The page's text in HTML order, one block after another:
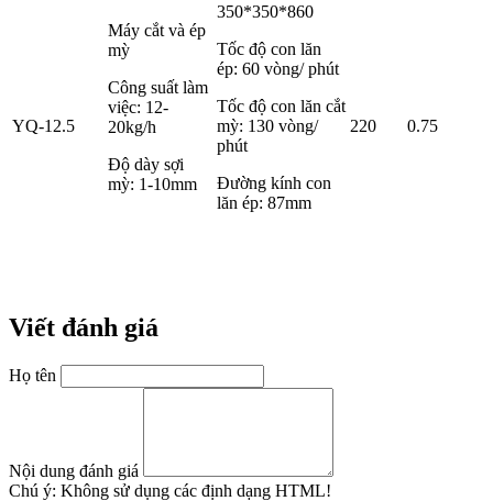
YQ-12.5
Máy cắt và ép
mỳ
Công suất làm
việc: 12-
20kg/h
Độ dày sợi
mỳ: 1-10mm
350*350*860
Tốc độ con lăn
ép: 60 vòng/ phút
Tốc độ con lăn cắt
mỳ: 130 vòng/
phút
Đường kính con
lăn ép: 87mm
220 0.75
Viết đánh giá
Họ tên
Nội dung đánh giá
Chú ý: Không sử dụng các định dạng HTML!